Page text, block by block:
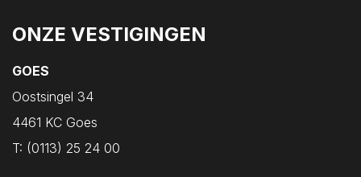
ONZE VESTIGINGEN
GOES
Oostsingel 34
4461 KC Goes
T: (0113) 25 24 00